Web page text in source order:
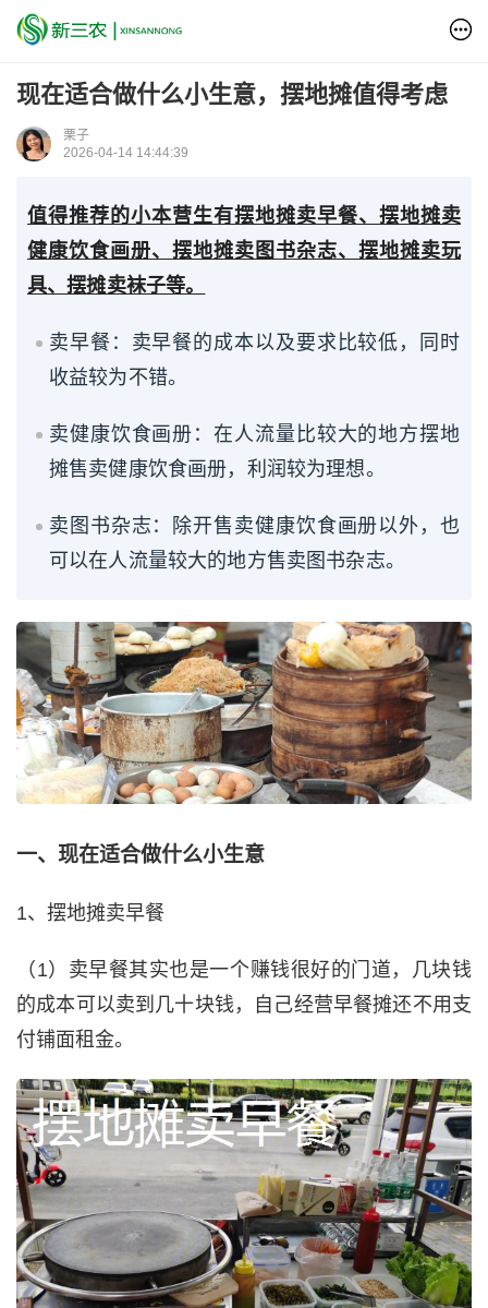
现在适合做什么小生意，摆地摊值得考虑
栗子
2026-04-14 14:44:39
值得推荐的小本营生有摆地摊卖早餐、摆地摊卖
健康饮食画册、摆地摊卖图书杂志、摆地摊卖玩
具、摆摊卖袜子等。
卖早餐：卖早餐的成本以及要求比较低，同时
收益较为不错。
卖健康饮食画册：在人流量比较大的地方摆地
摊售卖健康饮食画册，利润较为理想。
卖图书杂志：除开售卖健康饮食画册以外，也
可以在人流量较大的地方售卖图书杂志。
一、现在适合做什么小生意
1、摆地摊卖早餐
（1）卖早餐其实也是一个赚钱很好的门道，几块钱
的成本可以卖到几十块钱，自己经营早餐摊还不用支
付铺面租金。